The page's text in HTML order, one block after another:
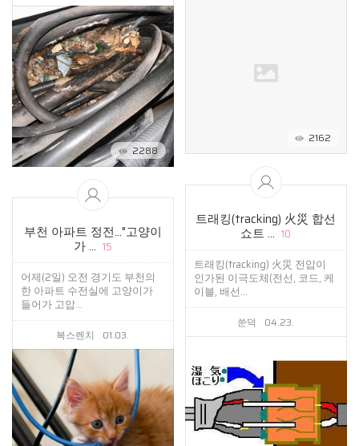
2162
2288
트래킹(tracking) 火災 합선
쇼트 ... 10
트래킹(tracking) 火災 전압이
인가된 이극도체(전선, 코드, 케
이블, 배선...
쑨덕 04.23.
부천 아파트 정전…"고양이
가 ... 15
어제(2일) 오전 경기도 부천의
한 아파트 수전실에 고양이가
들어가 고압...
복스렌치 01.03.